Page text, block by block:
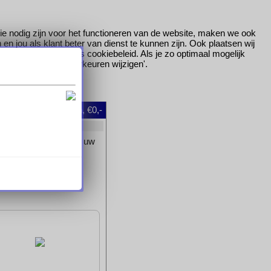
nodig zijn voor het functioneren van de website, maken we ook
jou als klant beter van dienst te kunnen zijn. Ook plaatsen wij
meer over ons cookiebeleid. Als je zo optimaal mogelijk
klik dan op 'Voorkeuren wijzigen'.
artikelen, €0,-
artikel dan ook aan uw